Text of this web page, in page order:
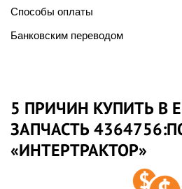
Способы оплаты
Банковским переводом
5 ПРИЧИН КУПИТЬ В
ЗАПЧАСТЬ
«ИНТЕРТРАКТОР»